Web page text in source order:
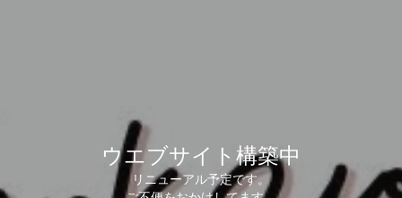
ウエブサイト構築中
リニューアル予定です。